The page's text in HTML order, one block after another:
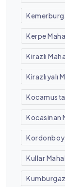
Kerpe
Kirazlı
Kirazlıyalı
Kocasinan
Kullar